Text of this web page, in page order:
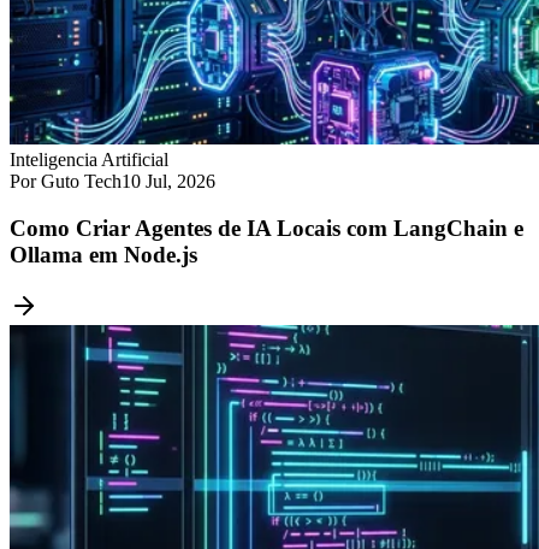
Inteligencia Artificial
Por Guto Tech10 Jul, 2026
Como Criar Agentes de IA Locais com LangChain e
Ollama em Node.js